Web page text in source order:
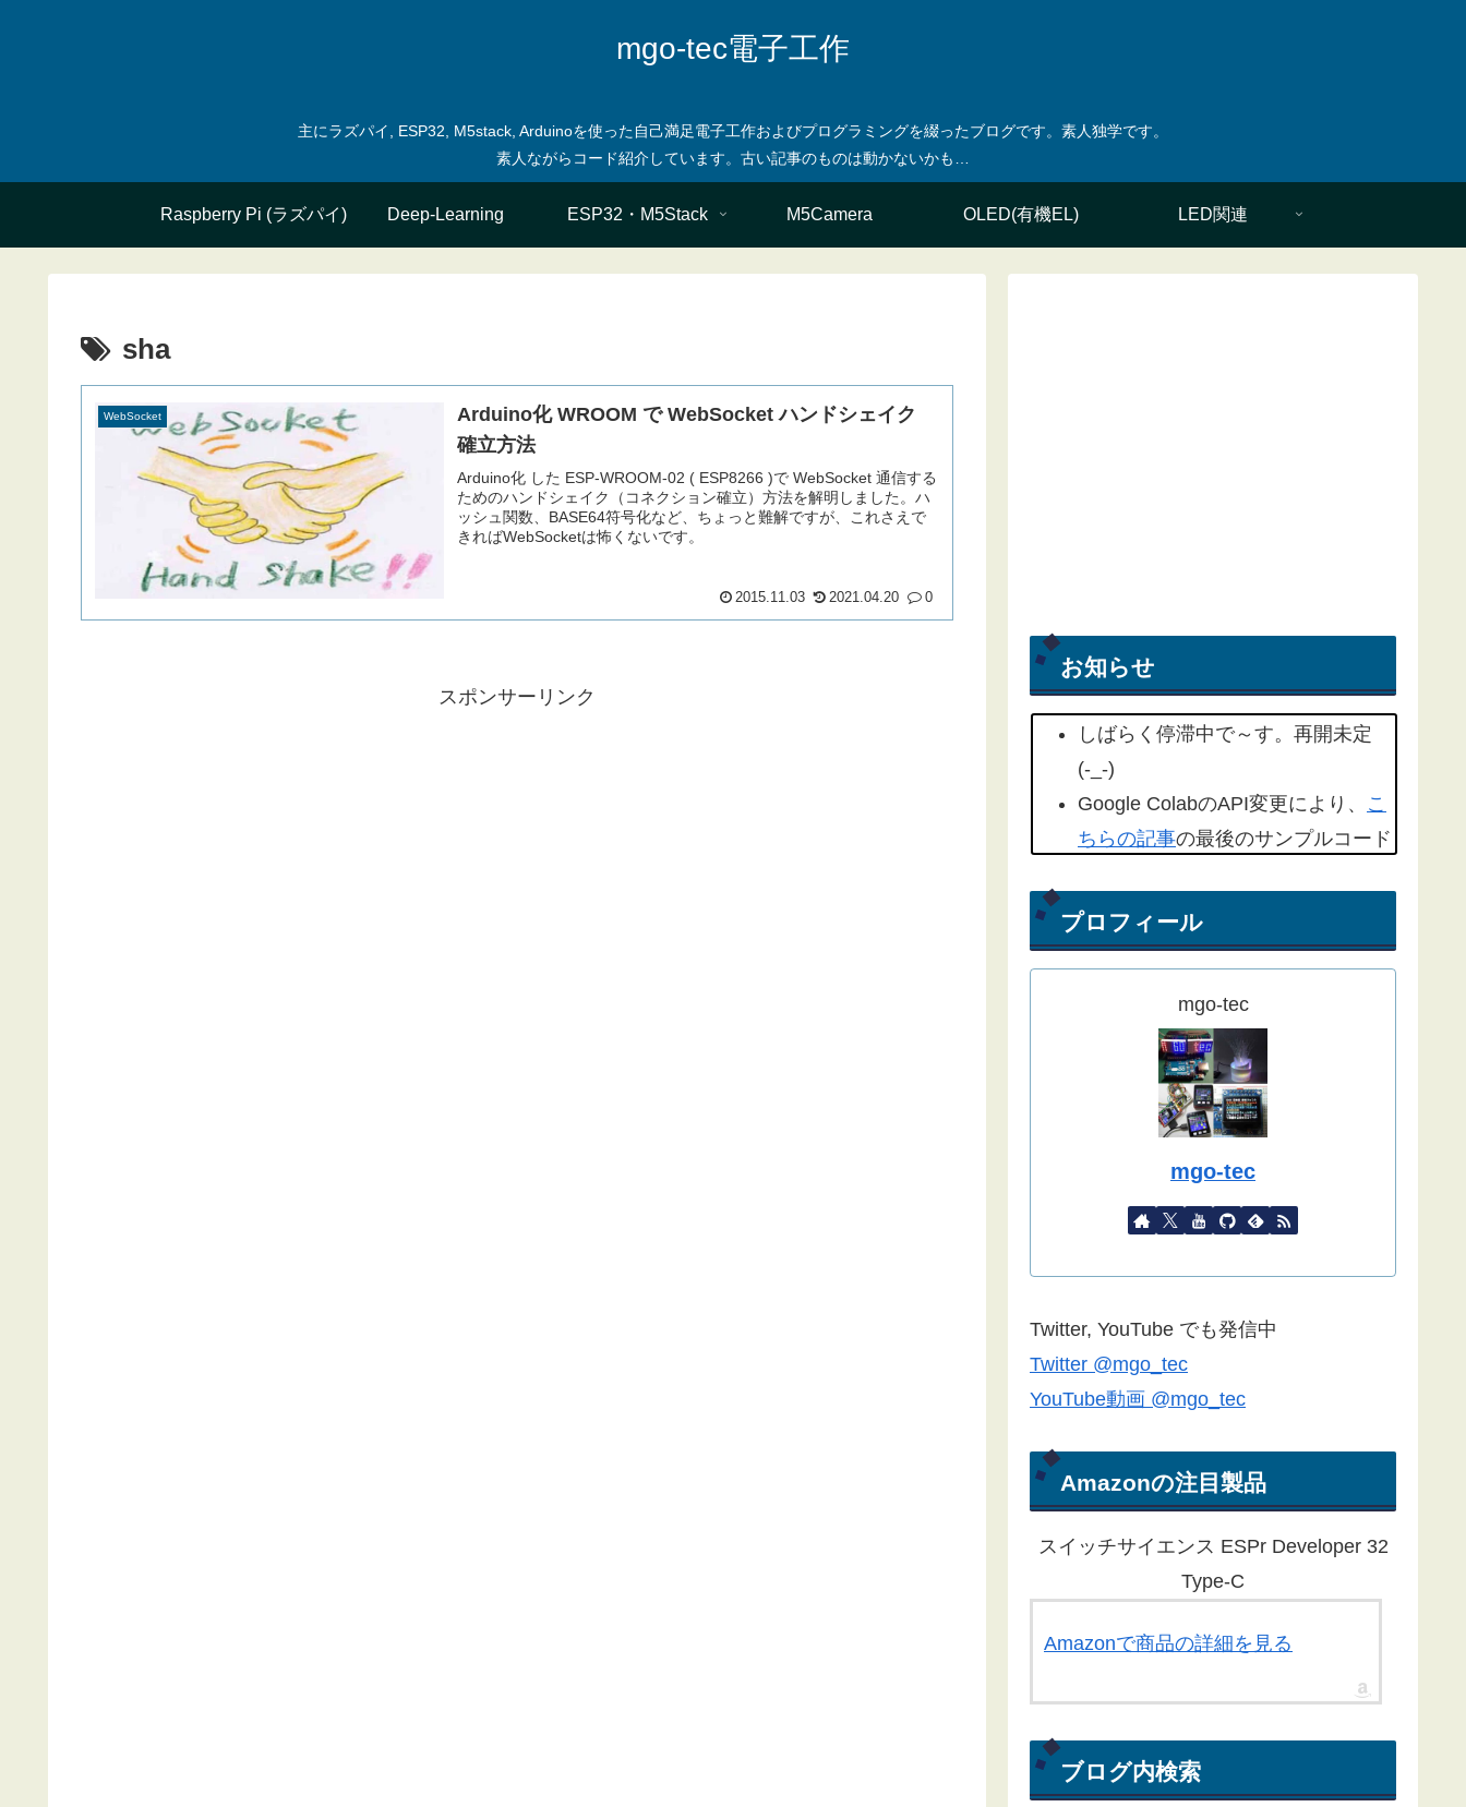
mgo-tec電子工作
主にラズパイ, ESP32, M5stack, Arduinoを使った自己満足電子工作およびプログラミングを綴ったブログです。素人独学です。
Raspberry Pi (ラズパイ) Deep-Learning ESP32・M5Stack M5Camera OLED(有機EL) LED関連
sha
WebSocket
Arduino化 WROOM で WebSocket ハンドシェイク
確立方法
Arduino化 した ESP-WROOM-02 ( ESP8266 )で WebSocket 通信する
ためのハンドシェイク（コネクション確立）方法を解明しました。ハ
ッシュ関数、BASE64符号化など、ちょっと難解ですが、これさえで
きればWebSocketは怖くないです。
2015.11.03 2021.04.20 0
スポンサーリンク
お知らせ
しばらく停滞中で～す。再開未定
(-_-)
Google ColabのAPI変更により、 こ
ちらの記事の最後のサンプルコード
こちらの記事
庁天気予報に変更したものを追記し
(2022/09/02)
こちらの記事をYahoo天気から気象
庁天気予報に変更したものを追記し
諸事情で記事更新停滞しています。
１年以上経過している記事が殆どな
Blynk2.0で双方向通信できない場合
はこちらの記事
ください(2022/06/24)
ん。ほとんどの記事が１年以上経過
している為、動作しないものもある
ことをご了承ください。
Yahoo RSS天気予報が配信終了し
たことに伴い、気象庁から天気予報
を取得する方法にライブラリを更新
ください(2022/04/15)
Yahoo! RSS天気予報の配信が
2022/03/31で終了してしまいまし
プロフィール
mgo-tec
mgo-tec
Twitter, YouTube でも発信中
Twitter @mgo_tec
YouTube動画 @mgo_tec
Amazonの注目製品
スイッチサイエンス ESPr Developer 32
Type-C
Amazonで商品の詳細を見る
ブログ内検索